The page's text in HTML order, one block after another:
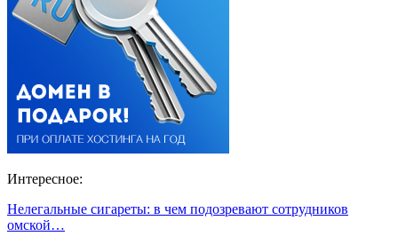
Интересное:
Нелегальные сигареты: в чем подозревают сотрудников
омской…